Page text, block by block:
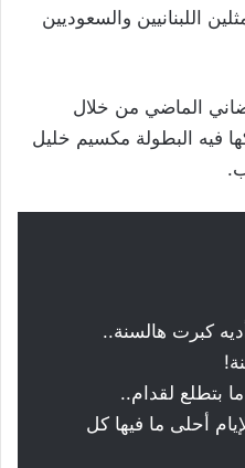
اللبنانيين والسعوديين
الماضي من خلال
فيه البطولة مكسيم خليل
كبرت هالسنة..
بتطلع لقدام..
أحلى ما فيها كل